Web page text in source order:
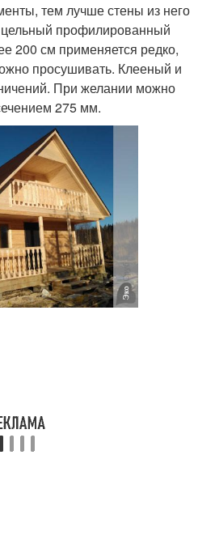
тем лучше стены из него
профилированный
200 см применяется редко,
просушивать. Клееный и
При желании можно
275 мм.